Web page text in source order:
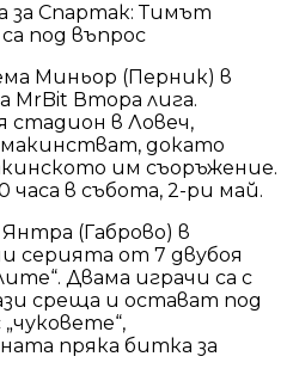
Миньор (Перник) в
MrBit Втора лига.
стадион в Ловеч,
докато
им съоръжение.
часа в събота, 2-ри май.
(Габрово) в
серията от 7 двубоя
Двама играчи са с
среща и остават под
пряка битка за